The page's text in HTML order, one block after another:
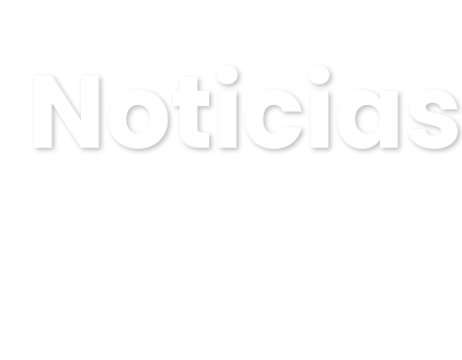
Noticias